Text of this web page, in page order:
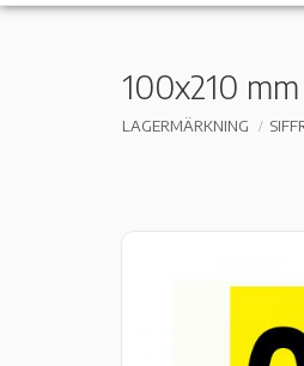
100x210
LAGERMÄRKNING